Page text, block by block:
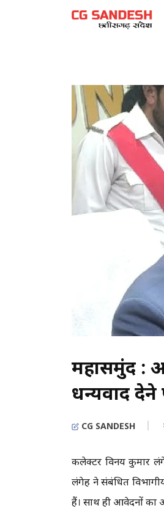
महासमुंद :
धन्यवाद देने
CG SANDESH
कलेक्टर विनय कुमार
लंगेह ने संबंधित
हैं। साथ ही आवेदनों का